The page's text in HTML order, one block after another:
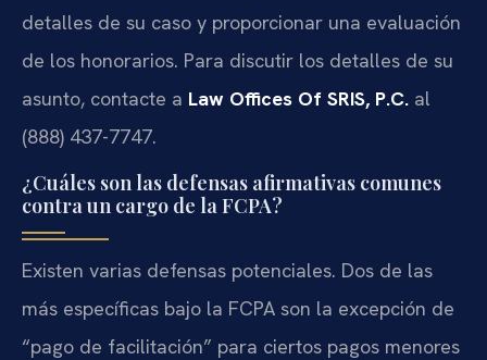
detalles de su caso y proporcionar una evaluación
de los honorarios. Para discutir los detalles de su
asunto, contacte a Law Offices Of SRIS, P.C. al
(888) 437-7747.
¿Cuáles son las defensas afirmativas comunes
contra un cargo de la FCPA?
Existen varias defensas potenciales. Dos de las
más específicas bajo la FCPA son la excepción de
“pago de facilitación” para ciertos pagos menores